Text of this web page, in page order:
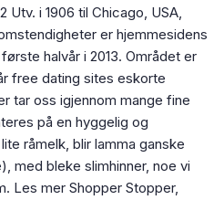
Utv. i 1906 til Chicago, USA,
er hjemmesidens
halvår i 2013. Området er
free dating sites eskorte
tar oss igjennom mange fine
på en hyggelig og
råmelk, blir lamma ganske
med bleke slimhinner, noe vi
Les mer Shopper Stopper,